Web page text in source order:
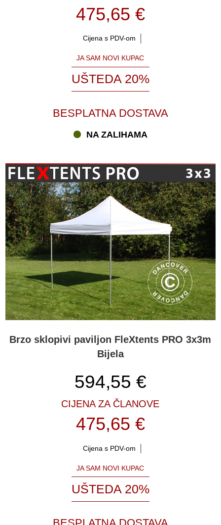
475,65 €
Cijena s PDV-om
JA SAM NOVI KUPAC
UŠTEDA 20%
BESPLATNA DOSTAVA
NA ZALIHAMA
Brzo sklopivi paviljon FleXtents PRO 3x3m
Bijela
594,55 €
CIJENA ZA ČLANOVE
475,65 €
Cijena s PDV-om
JA SAM NOVI KUPAC
UŠTEDA 20%